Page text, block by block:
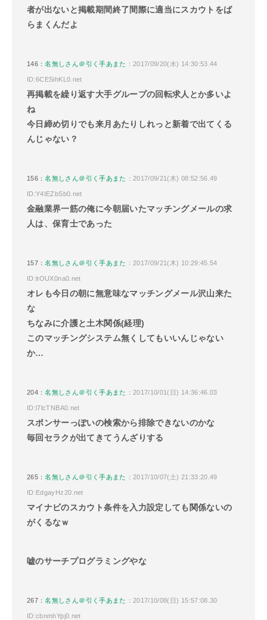
者が出ないと掲載期間終了間際に適当にスカウトをば
らまくんだよ
146：名無しさん＠引く手あまた ：2017/09/20(水) 14:30:53.44
ID:6CESihKL0.net
再掲載を繰り返す大手グループの回転求人とか多いよ
ね
今日締め切りでも来月あたりしれっと新着で出てくる
んじゃない？
156：名無しさん＠引く手あまた ：2017/09/21(木) 08:52:56.49
ID:Y4IEZbSb0.net
金融業界一筋の俺に今朝届いたマッチングメールの求
人は、保育士であった
157：名無しさん＠引く手あまた ：2017/09/21(木) 10:29:45.54
ID:itOUX0na0.net
オレも今日の朝に無意味なマッチングメール沢山来た
な
ちなみに介護と土木関係(経理)
このマッチングシステム無くしてもいいんじゃない
か…
204：名無しさん＠引く手あまた ：2017/10/01(日) 14:36:46.03
ID:l7lcTNBA0.net
スポンサーっぽいの検索から排除できないのかな
毎回セラクが出てきてうんざりする
265：名無しさん＠引く手あまた ：2017/10/07(土) 21:33:20.49
ID:EdgayHz20.net
マイナビのスカウト条件を入力設定しても関係ないの
がくるなｗ
嘘のサーチプログラミングやな
267：名無しさん＠引く手あまた ：2017/10/08(日) 15:57:08.30
ID:cbnmhYpj0.net